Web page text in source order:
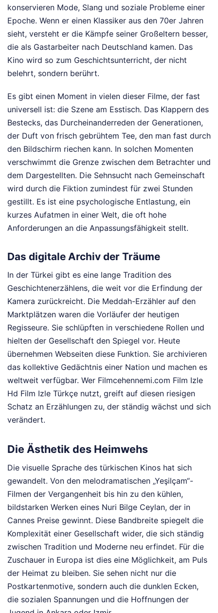
konservieren Mode, Slang und soziale Probleme einer
Epoche. Wenn er einen Klassiker aus den 70er Jahren
sieht, versteht er die Kämpfe seiner Großeltern besser,
die als Gastarbeiter nach Deutschland kamen. Das
Kino wird so zum Geschichtsunterricht, der nicht
belehrt, sondern berührt.
Es gibt einen Moment in vielen dieser Filme, der fast
universell ist: die Szene am Esstisch. Das Klappern des
Bestecks, das Durcheinanderreden der Generationen,
der Duft von frisch gebrühtem Tee, den man fast durch
den Bildschirm riechen kann. In solchen Momenten
verschwimmt die Grenze zwischen dem Betrachter und
dem Dargestellten. Die Sehnsucht nach Gemeinschaft
wird durch die Fiktion zumindest für zwei Stunden
gestillt. Es ist eine psychologische Entlastung, ein
kurzes Aufatmen in einer Welt, die oft hohe
Anforderungen an die Anpassungsfähigkeit stellt.
Das digitale Archiv der Träume
In der Türkei gibt es eine lange Tradition des
Geschichtenerzählens, die weit vor die Erfindung der
Kamera zurückreicht. Die Meddah-Erzähler auf den
Marktplätzen waren die Vorläufer der heutigen
Regisseure. Sie schlüpften in verschiedene Rollen und
hielten der Gesellschaft den Spiegel vor. Heute
übernehmen Webseiten diese Funktion. Sie archivieren
das kollektive Gedächtnis einer Nation und machen es
weltweit verfügbar. Wer Filmcehennemi.com Film Izle
Hd Film Izle Türkçe nutzt, greift auf diesen riesigen
Schatz an Erzählungen zu, der ständig wächst und sich
verändert.
Die Ästhetik des Heimwehs
Die visuelle Sprache des türkischen Kinos hat sich
gewandelt. Von den melodramatischen „Yeşilçam“-
Filmen der Vergangenheit bis hin zu den kühlen,
bildstarken Werken eines Nuri Bilge Ceylan, der in
Cannes Preise gewinnt. Diese Bandbreite spiegelt die
Komplexität einer Gesellschaft wider, die sich ständig
zwischen Tradition und Moderne neu erfindet. Für die
Zuschauer in Europa ist dies eine Möglichkeit, am Puls
der Heimat zu bleiben. Sie sehen nicht nur die
Postkartenmotive, sondern auch die dunklen Ecken,
die sozialen Spannungen und die Hoffnungen der